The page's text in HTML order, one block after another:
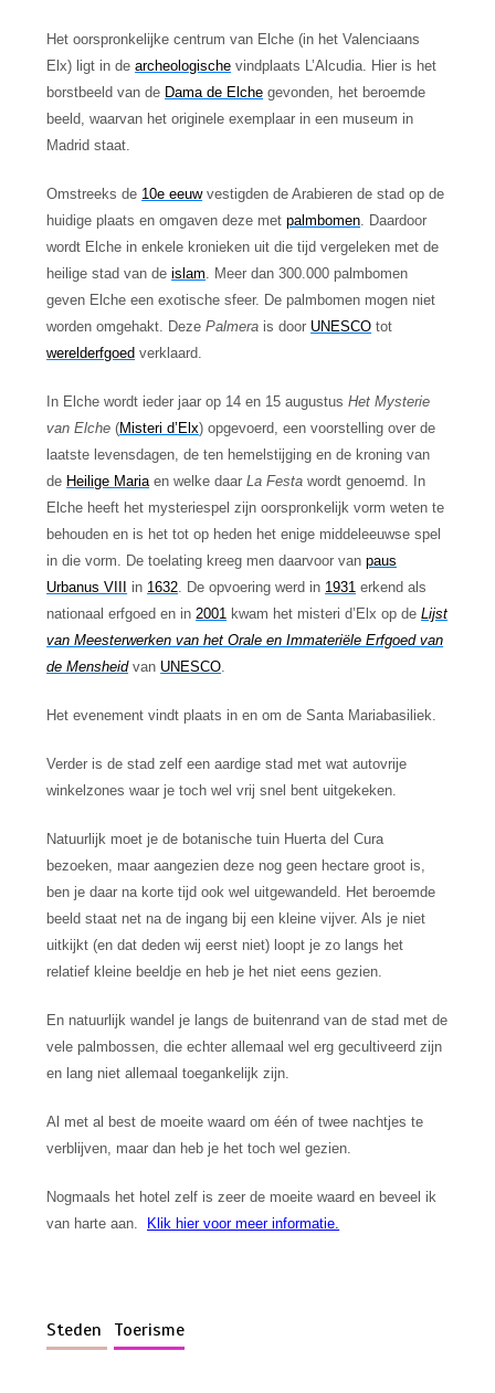
Het oorspronkelijke centrum van Elche (in het Valenciaans
Elx) ligt in dearcheologische vindplaats L’Alcudia. Hier is het
borstbeeld van de Dama de Elche gevonden, het beroemde
beeld, waarvan het originele exemplaar in een museum in
Madrid staat.
Omstreeks de 10e eeuwvestigden de Arabieren de stad op de
huidige plaats en omgaven deze metpalmbomen. Daardoor
wordt Elche in enkele kronieken uit die tijd vergeleken met de
heilige stad van deislam. Meer dan 300.000 palmbomen
geven Elche een exotische sfeer. De palmbomen mogen niet
worden omgehakt. DezePalmera is door UNESCO tot
werelderfgoed verklaard.
In Elche wordt ieder jaar op 14 en 15 augustusHet Mysterie
van Elche (Misteri d’Elx) opgevoerd, een voorstelling over de
laatste levensdagen, de ten hemelstijging en de kroning van
de Heilige Mariaen welke daarLa Festa wordt genoemd. In
Elche heeft het mysteriespel zijn oorspronkelijk vorm weten te
behouden en is het tot op heden het enige middeleeuwse spel
in die vorm. De toelating kreeg men daarvoor vanpaus
Urbanus VIII
in 1632. De opvoering werd in 1931 erkend als
nationaal erfgoed en in2001 kwam het misteri d’Elx op deLijst
van Meesterwerken van het Orale en Immateriële Erfgoed van
de Mensheidvan UNESCO.
Het evenement vindt plaats in en om de Santa Mariabasiliek.
Verder is de stad zelf een aardige stad met wat autovrije
winkelzones waar je toch wel vrij snel bent uitgekeken.
Natuurlijk moet je de botanische tuin Huerta del Cura
bezoeken, maar aangezien deze nog geen hectare groot is,
ben je daar na korte tijd ook wel uitgewandeld. Het beroemde
beeld staat net na de ingang bij een kleine vijver. Als je niet
uitkijkt (en dat deden wij eerst niet) loopt je zo langs het
relatief kleine beeldje en heb je het niet eens gezien.
En natuurlijk wandel je langs de buitenrand van de stad met de
vele palmbossen, die echter allemaal wel erg gecultiveerd zijn
en lang niet allemaal toegankelijk zijn.
Al met al best de moeite waard om één of twee nachtjes te
verblijven, maar dan heb je het toch wel gezien.
Nogmaals het hotel zelf is zeer de moeite waard en beveel ik
van harte aan.
Klik hier voor meer informatie.
Steden Toerisme